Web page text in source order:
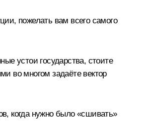
пожелать вам всего самого
устои государства, стоите
во многом задаёте вектор
когда нужно было «сшивать»